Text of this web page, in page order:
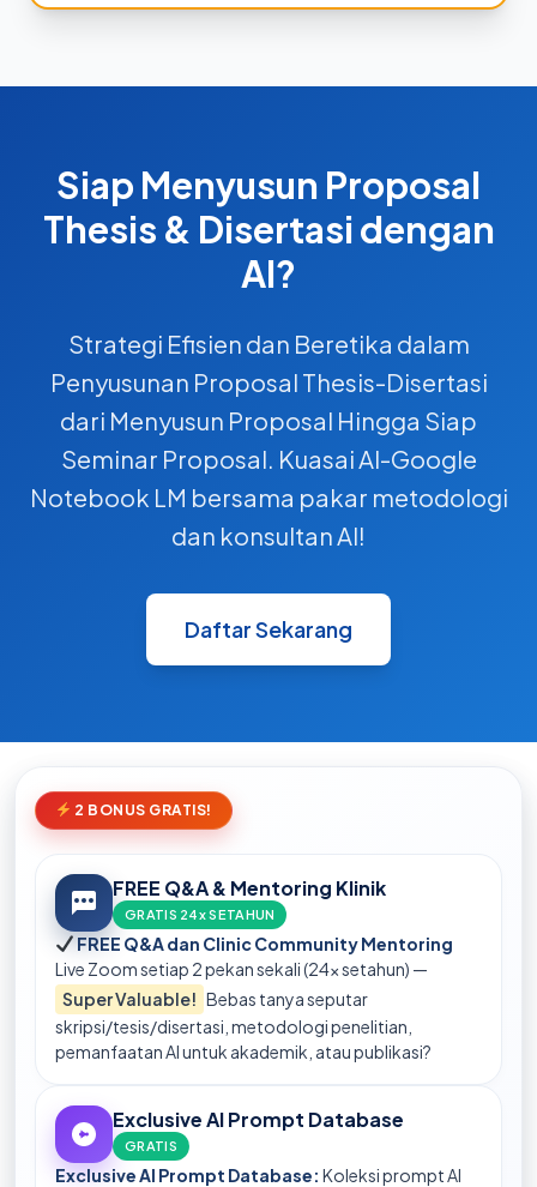
Siap Menyusun Proposal
Thesis & Disertasi dengan
AI?
Strategi Efisien dan Beretika dalam
Penyusunan Proposal Thesis-Disertasi
dari Menyusun Proposal Hingga Siap
Seminar Proposal. Kuasai AI-Google
Notebook LM bersama pakar metodologi
dan konsultan AI!
Daftar Sekarang
2 BONUS GRATIS!
FREE Q&A & Mentoring Klinik
GRATIS 24x SETAHUN
FREE Q&A dan Clinic Community Mentoring
Live Zoom setiap 2 pekan sekali (24x setahun) —
Super Valuable! Bebas tanya seputar
skripsi/tesis/disertasi, metodologi penelitian,
pemanfaatan AI untuk akademik, atau publikasi?
Exclusive AI Prompt Database
GRATIS
Exclusive AI Prompt Database: Koleksi prompt AI